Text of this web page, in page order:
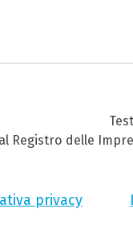
Registro delle
privacy